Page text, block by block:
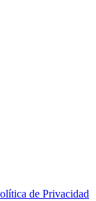
de Privacidad